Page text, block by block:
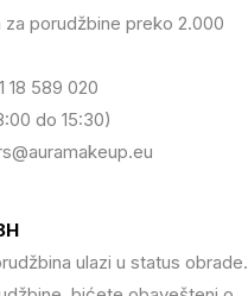
porudžbine preko 2.000
18 589 020
do 15:30)
ulazi u status obrade.